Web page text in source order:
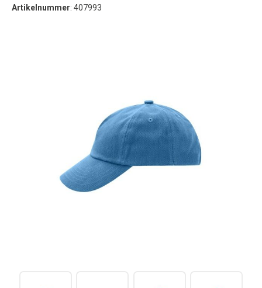
Artikelnummer: 407993